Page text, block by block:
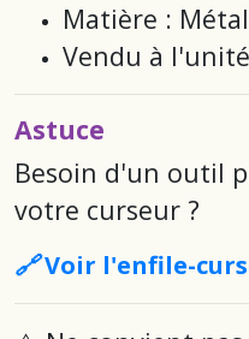
Matière : Métal
Vendu à l'unité
Astuce
Besoin d'un outil
votre curseur ?
🔗 Voir l'enfile-